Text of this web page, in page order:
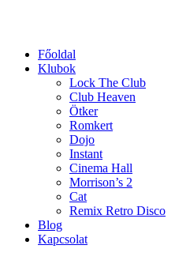
Főoldal
Klubok
Lock The Club
Club Heaven
Ötker
Romkert
Dojo
Instant
Cinema Hall
Morrison’s 2
Cat
Remix Retro Disco
Blog
Kapcsolat